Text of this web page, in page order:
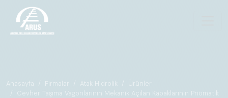
Anasayfa Firmalar Atak Hidrolik
Ürünler
Cevher Taşıma Vagonlarının Mekanik Açılan Kapaklarının Pnömatik